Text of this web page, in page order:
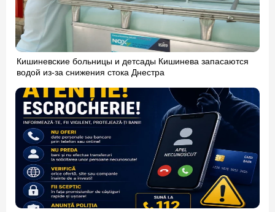
Кишиневские больницы и детсады Кишинева запасаются
водой из-за снижения стока Днестра